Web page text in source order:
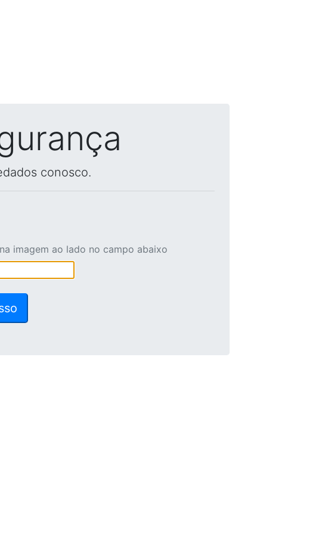
conosco.
imagem ao lado no campo abaixo